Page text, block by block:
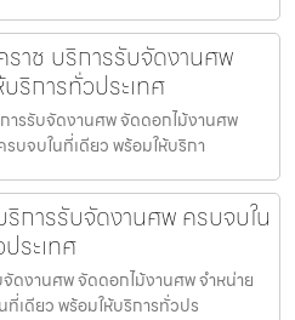
ราช บริการรับจัดงานศพ
ริการทั่วประเทศ
ารรับจัดงานศพ จัดดอกไม้งานศพ
บจบในที่เดียว พร้อมให้บริกา
การรับจัดงานศพ ครบจบใน
ระเทศ
ดงานศพ จัดดอกไม้งานศพ จำหน่าย
ที่เดียว พร้อมให้บริการทั่วปร